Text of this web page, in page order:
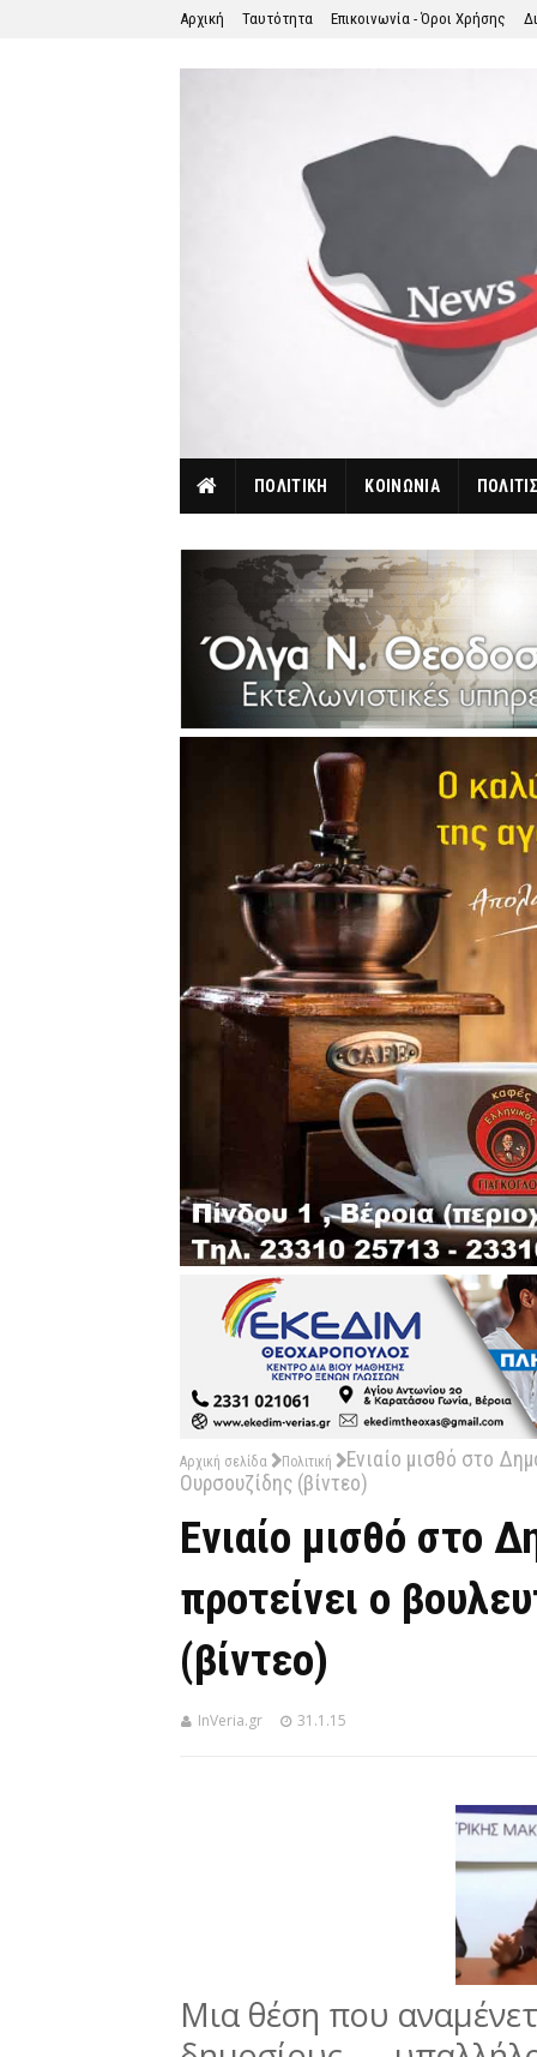
Αρχική Ταυτότητα Επικοινωνία - Όροι Χρήσης
ΠΟΛΙΤΙΚΗ ΚΟΙΝΩΝΙΑ
Αρχική σελίδα Πολιτική
Ενιαίο μισθό στο
Ουρσουζίδης (βίντεο)
Ενιαίο μισθό στο
προτείνει ο
(βίντεο)
InVeria.gr 31.1.15
Μια θέση που